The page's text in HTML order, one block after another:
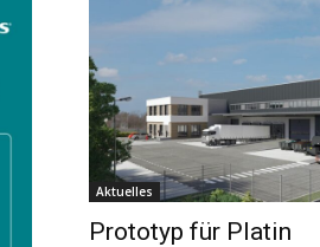
Aktuelles
Prototyp für Platin